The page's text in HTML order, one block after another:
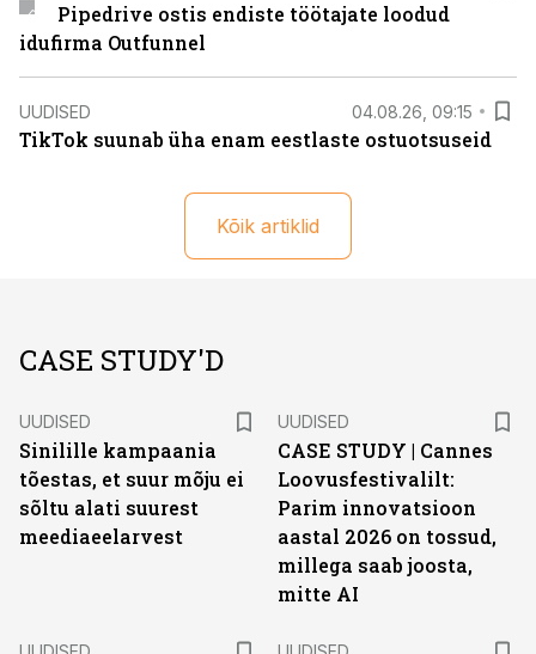
Pipedrive ostis endiste töötajate loodud
idufirma Outfunnel
UUDISED 04.08.26, 09:15
TikTok suunab üha enam eestlaste ostuotsuseid
Kõik artiklid
CASE STUDY'D
UUDISED
Sinilille kampaania
tõestas, et suur mõju ei
sõltu alati suurest
meediaeelarvest
UUDISED
CASE STUDY | Cannes
Loovusfestivalilt:
Parim innovatsioon
aastal 2026 on tossud,
millega saab joosta,
mitte AI